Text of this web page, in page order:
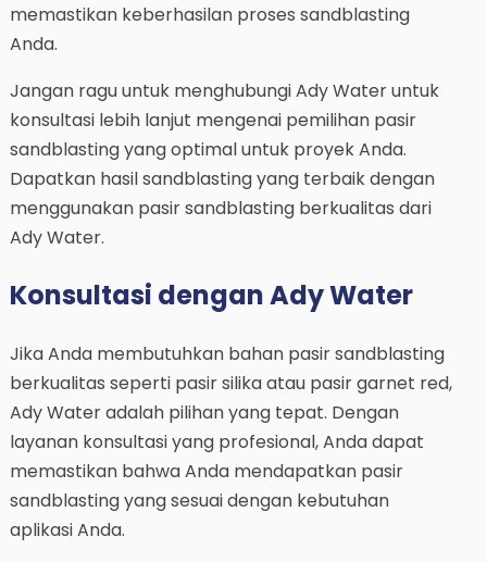
memastikan keberhasilan proses sandblasting
Anda.
Jangan ragu untuk menghubungi Ady Water untuk
konsultasi lebih lanjut mengenai pemilihan pasir
sandblasting yang optimal untuk proyek Anda.
Dapatkan hasil sandblasting yang terbaik dengan
menggunakan pasir sandblasting berkualitas dari
Ady Water.
Konsultasi dengan Ady Water
Jika Anda membutuhkan bahan pasir sandblasting
berkualitas seperti pasir silika atau pasir garnet red,
Ady Water adalah pilihan yang tepat. Dengan
layanan konsultasi yang profesional, Anda dapat
memastikan bahwa Anda mendapatkan pasir
sandblasting yang sesuai dengan kebutuhan
aplikasi Anda.